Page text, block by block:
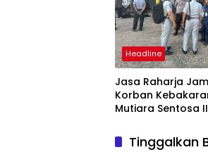
Headline
Jasa Raharja
Korban
Mutiara Sentosa
Tinggalkan